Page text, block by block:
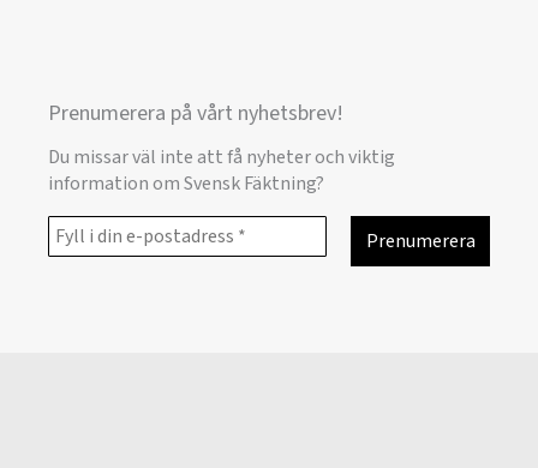
Prenumerera på vårt nyhetsbrev!
Du missar väl inte att få nyheter och viktig
information om Svensk Fäktning?